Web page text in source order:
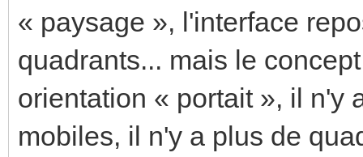
« paysage », l'interface
quadrants... mais le
orientation « portait », il n'y
mobiles, il n'y a plus de